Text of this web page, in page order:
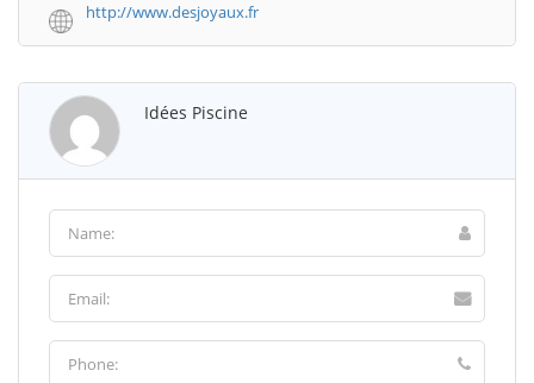
http://www.desjoyaux.fr
Idées Piscine